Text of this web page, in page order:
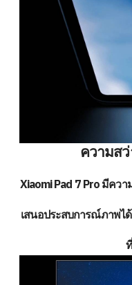
ความส
Xiaomi Pad 7 Pro มีคว
เสนอประสบการณ์ภาพไ